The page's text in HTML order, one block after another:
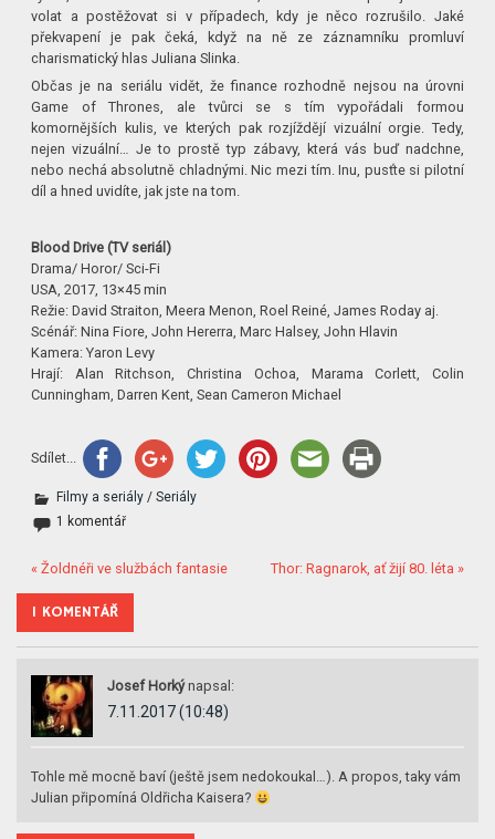
volat a postěžovat si v případech, kdy je něco rozrušilo. Jaké
překvapení je pak čeká, když na ně ze záznamníku promluví
charismatický hlas Juliana Slinka.
Občas je na seriálu vidět, že finance rozhodně nejsou na úrovni
Game of Thrones, ale tvůrci se s tím vypořádali formou
komornějších kulis, ve kterých pak rozjíždějí vizuální orgie. Tedy,
nejen vizuální… Je to prostě typ zábavy, která vás buď nadchne,
nebo nechá absolutně chladnými. Nic mezi tím. Inu, pusťte si pilotní
díl a hned uvidíte, jak jste na tom.
Blood Drive (TV seriál)
Drama/ Horor/ Sci-Fi
USA, 2017, 13×45 min
Režie: David Straiton, Meera Menon, Roel Reiné, James Roday aj.
Scénář: Nina Fiore, John Hererra, Marc Halsey, John Hlavin
Kamera: Yaron Levy
Hrají: Alan Ritchson, Christina Ochoa, Marama Corlett, Colin
Cunningham, Darren Kent, Sean Cameron Michael
Sdílet...
Filmy a seriály /Seriály
1 komentář
« Žoldnéři ve službách fantasie Thor: Ragnarok, ať žijí 80. léta »
1 KOMENTÁŘ
Josef Horký napsal:
7.11.2017 (10:48)
Tohle mě mocně baví (ještě jsem nedokoukal…). A propos, taky vám
Julian připomíná Oldřicha Kaisera?